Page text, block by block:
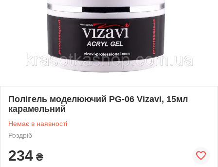
Полігель моделюючий РG-06 Vizavi, 15мл
карамельний
Немає в наявності
Роздріб
234 ₴